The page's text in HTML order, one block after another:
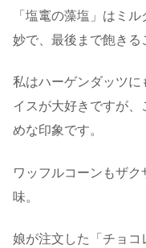
「塩竃の藻塩」はミ
妙で、最後まで飽きる
私はハーゲンダッツ
イスが大好きですが、
めな印象です。
ワッフルコーンもザ
味。
娘が注文した「チョコ